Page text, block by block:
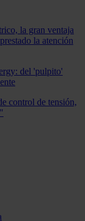
la gran ventaja
la atención
del 'pulpito'
control de tensión,